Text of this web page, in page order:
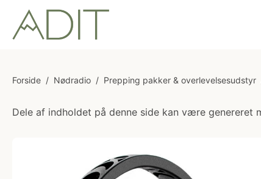
Forside / Nødradio / Prepping pakker & overlevelsesudstyr
Dele af indholdet på denne side kan være genereret